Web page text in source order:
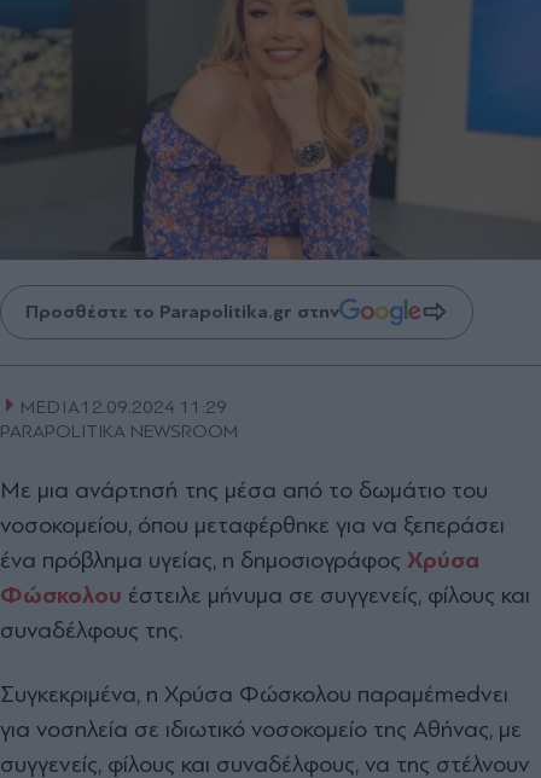
Προσθέστε το Parapolitika.gr στην
MEDIA12.09.2024 11:29
PARAPOLITIKA NEWSROOM
Με μια ανάρτησή της μέσα από το δωμάτιο του
νοσοκομείου, όπου μεταφέρθηκε για να ξεπεράσει
ένα πρόβλημα υγείας, η δημοσιογράφος Χρύσα
Φώσκολου έστειλε μήνυμα σε συγγενείς, φίλους και
συναδέλφους της.
Συγκεκριμένα, η Χρύσα Φώσκολου παραμέmedνει
για νοσηλεία σε ιδιωτικό νοσοκομείο της Αθήνας, με
συγγενείς, φίλους και συναδέλφους, να της στέλνουν